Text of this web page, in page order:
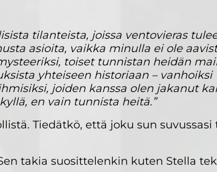
tilanteista, joissa ventovieras
asioita, vaikka minulla ei ole
toiset tunnistan heidän
yhteiseen historiaan – vanhoiksi
joiden kanssa olen jakanut
en vain tunnista heitä.”
Tiedätkö, että joku sun
takia suosittelenkin kuten Stella